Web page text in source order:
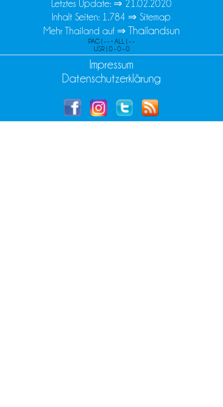
Letztes Update: ⇒ 21.02.2020
Inhalt Seiten: 1.784 ⇒ Sitemap
Mehr Thailand auf ⇒ Thailandsun
PAG | - - • ALL | - -
USR | 0 - 0 - 0
Impressum
Datenschutzerklärung